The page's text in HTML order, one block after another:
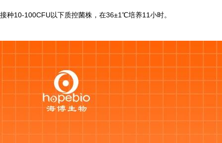
接种10-100CFU以下质控菌株，在36±1℃培养11小时。